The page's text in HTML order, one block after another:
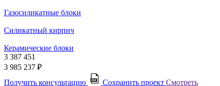
Газосиликатные блоки
Силикатный кирпич
Керамические блоки
3 387 451
3 985 237 ₽
Получить консультацию
Сохранить проект Смотреть